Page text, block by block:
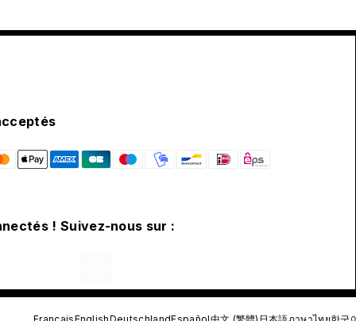
! Suivez-nous sur :